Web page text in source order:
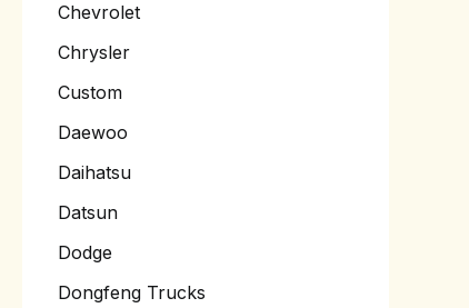
Chevrolet
Chrysler
Custom
Daewoo
Daihatsu
Datsun
Dodge
Dongfeng Trucks